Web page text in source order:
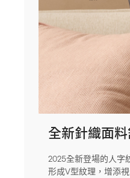
全新針織面
2025全新登場的人字
形成V型紋理，增添